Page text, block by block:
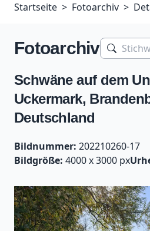
Startseite Fotoarchiv
Fotoarchiv
Schwäne auf dem
Uckermark,
Deutschland
Bildnummer: 202210260-17
Bildgröße: 4000 x 3000 px